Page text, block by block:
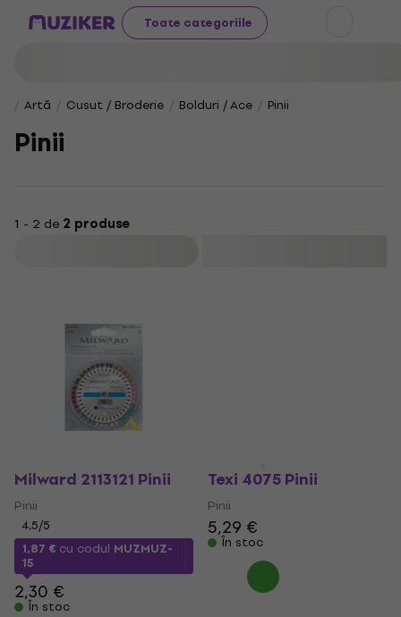
Toate categoriile
Artă Cusut / Broderie Bolduri / Ace Pinii
Pinii
1 - 2 de 2 produse
Milward 2113121 Pinii
Pinii
4,5/5
1,87 € cu codul MUZMUZ-
15
2,30 €
În stoc
Texi 4075 Pinii
Pinii
5,29 €
În stoc